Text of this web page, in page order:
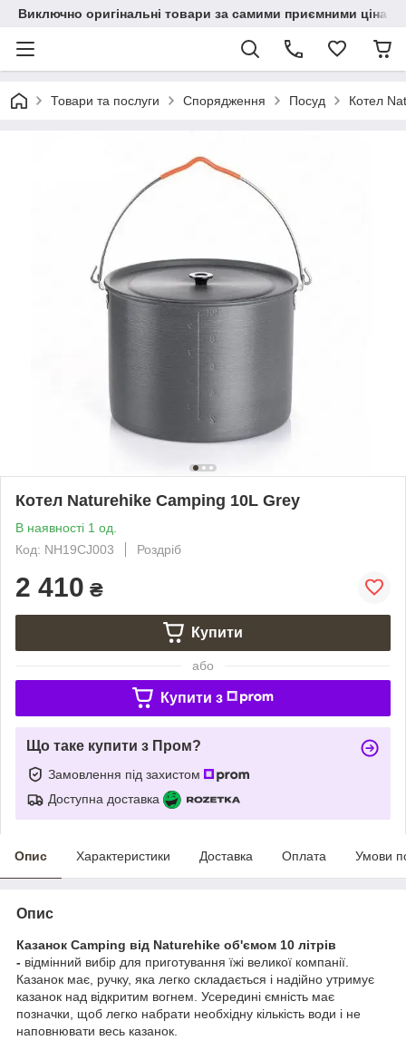
Виключно оригінальні товари за самими приємними
Товари та послуги Спорядження Посуд Котел
Котел Naturehike Camping 10L Grey
В наявності 1 од.
Код: NH19CJ003
Роздріб
2 410 ₴
Купити
або
Купити з
Що таке купити з Пром?
Замовлення під захистом
Доступна доставка
Опис Характеристики Доставка Оплата Умови
Опис
Казанок Camping від Naturehike об'ємом 10 літрів
- відмінний вибір для приготування їжі великої компанії.
Казанок має, ручку, яка легко складається і надійно утримує
казанок над відкритим вогнем. Усередині ємність має
позначки, щоб легко набрати необхідну кількість води і не
наповнювати весь казанок.